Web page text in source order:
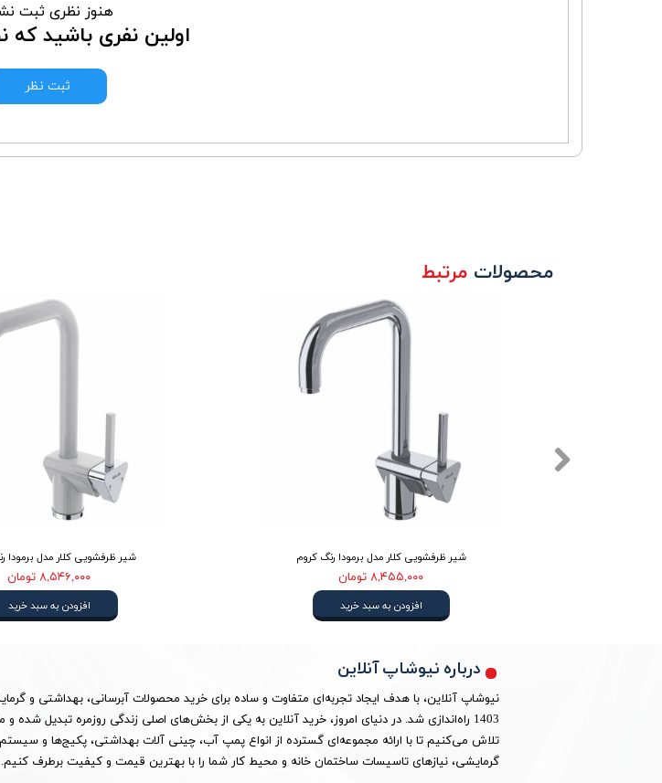
هنوز نظری ثبت
اولین نفری باشید که
ثبت نظر
شیر ظرفشویی کلار مدل برمودا
۸,۵۴۶,۰۰۰ تومان
افزودن به سبد خرید
شیر ظرفشویی کلار مدل برمودا رنگ کروم
۸,۴۵۵,۰۰۰ تومان
افزودن به سبد خرید
محصولات مرتبط
درباره نیوشاپ آنلاین
نیوشاپ آنلاین، با هدف ایجاد تجربه‌ای متفاوت و ساده برای خرید محصولات آبرسانی، بهداشتی و
1403 راه‌اندازی شد. در دنیای امروز، خرید آنلاین به یکی از بخش‌های اصلی زندگی روزمره تبدیل شده و
تلاش می‌کنیم تا با ارائه مجموعه‌ای گسترده از انواع پمپ آب، چینی آلات بهداشتی، پکیج‌ها و
گرمایشی، نیازهای تاسیسات ساختمان خانه و محیط کار شما را با بهترین قیمت و کیفیت برطرف کنیم.